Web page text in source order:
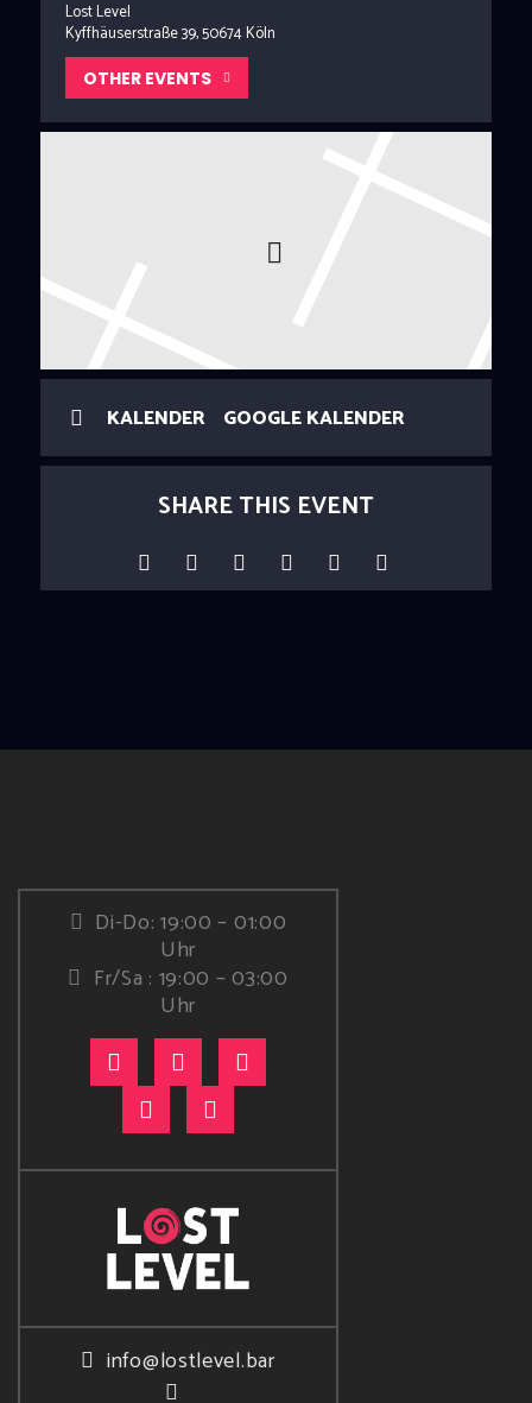
Lost Level
Kyffhäuserstraße 39, 50674 Köln
OTHER EVENTS
KALENDER GOOGLE KALENDER
SHARE THIS EVENT
Di-Do: 19:00 – 01:00
Uhr
Fr/Sa : 19:00 – 03:00
Uhr
info@lostlevel.bar